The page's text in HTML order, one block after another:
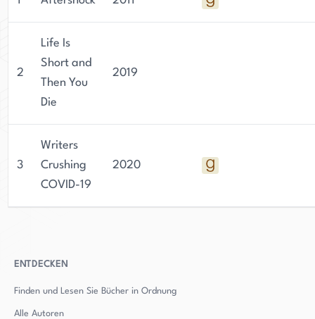
2
Life Is
Short and
Then You
Die
2019
3
Writers
Crushing
COVID-19
2020
ENTDECKEN
Finden und Lesen Sie Bücher in Ordnung
Alle Autoren